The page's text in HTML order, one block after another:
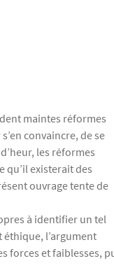
maintes réformes
convaincre, de se
les réformes
qu’il existerait des
ouvrage tente de
à identifier un tel
éthique, l’argument
forces et faiblesses,